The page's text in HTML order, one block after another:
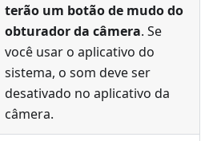
terão um botão de mudo do
obturador da câmera. Se
você usar o aplicativo do
sistema, o som deve ser
desativado no aplicativo da
câmera.